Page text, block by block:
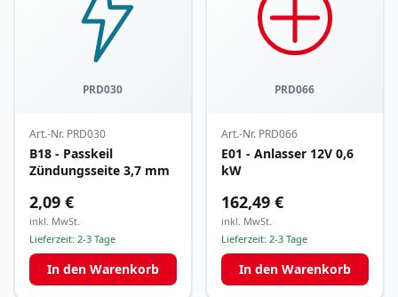
PRD030
Art.-Nr. PRD030
B18 - Passkeil
Zündungsseite 3,7 mm
2,09 €
inkl. MwSt.
Lieferzeit: 2-3 Tage
In den Warenkorb
PRD066
Art.-Nr. PRD066
E01 - Anlasser 12V 0,6
kW
162,49 €
inkl. MwSt.
Lieferzeit: 2-3 Tage
In den Warenkorb